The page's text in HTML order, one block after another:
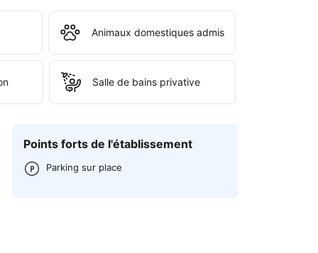
Animaux domestiques admis
Salle de bains privative
Points forts de l'établissement
Parking sur place